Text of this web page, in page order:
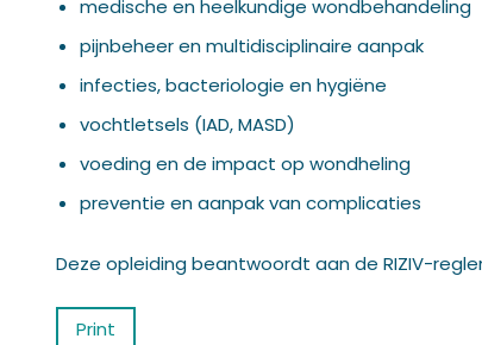
medische en heelkundige wondbehandeling
pijnbeheer en multidisciplinaire aanpak
infecties, bacteriologie en hygiëne
vochtletsels (IAD, MASD)
voeding en de impact op wondheling
preventie en aanpak van complicaties
Deze opleiding beantwoordt aan de RIZIV-
Print